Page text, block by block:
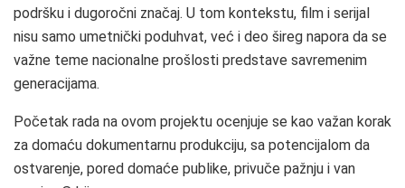
podršku i dugoročni značaj. U tom kontekstu, film i serijal
nisu samo umetnički poduhvat, već i deo šireg napora da se
važne teme nacionalne prošlosti predstave savremenim
generacijama.
Početak rada na ovom projektu ocenjuje se kao važan korak
za domaću dokumentarnu produkciju, sa potencijalom da
ostvarenje, pored domaće publike, privuče pažnju i van